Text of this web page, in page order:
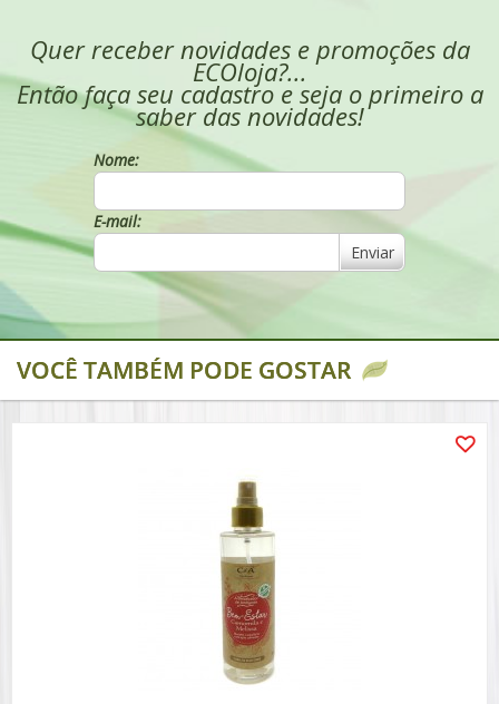
Quer receber novidades e promoções da
ECOloja?...
Então faça seu cadastro e seja o primeiro a
saber das novidades!
Nome:
E-mail:
Enviar
VOCÊ TAMBÉM PODE GOSTAR